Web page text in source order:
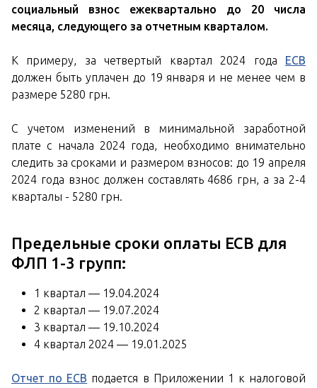
социальный взнос ежеквартально до 20 числа
месяца, следующего за отчетным кварталом.
К примеру, за четвертый квартал 2024 года
ЕСВ
должен быть уплачен до 19 января и не менее чем в
размере 5280 грн.
С учетом изменений в минимальной заработной
плате с начала 2024 года, необходимо внимательно
следить за сроками и размером взносов: до 19 апреля
2024 года взнос должен составлять 4686 грн, а за 2-4
кварталы - 5280 грн.
Предельные сроки оплаты ЕСВ для
ФЛП 1-3 групп:
1 квартал — 19.04.2024
2 квартал — 19.07.2024
3 квартал — 19.10.2024
4 квартал 2024 — 19.01.2025
Отчет по ЕСВ подается в Приложении 1 к налоговой